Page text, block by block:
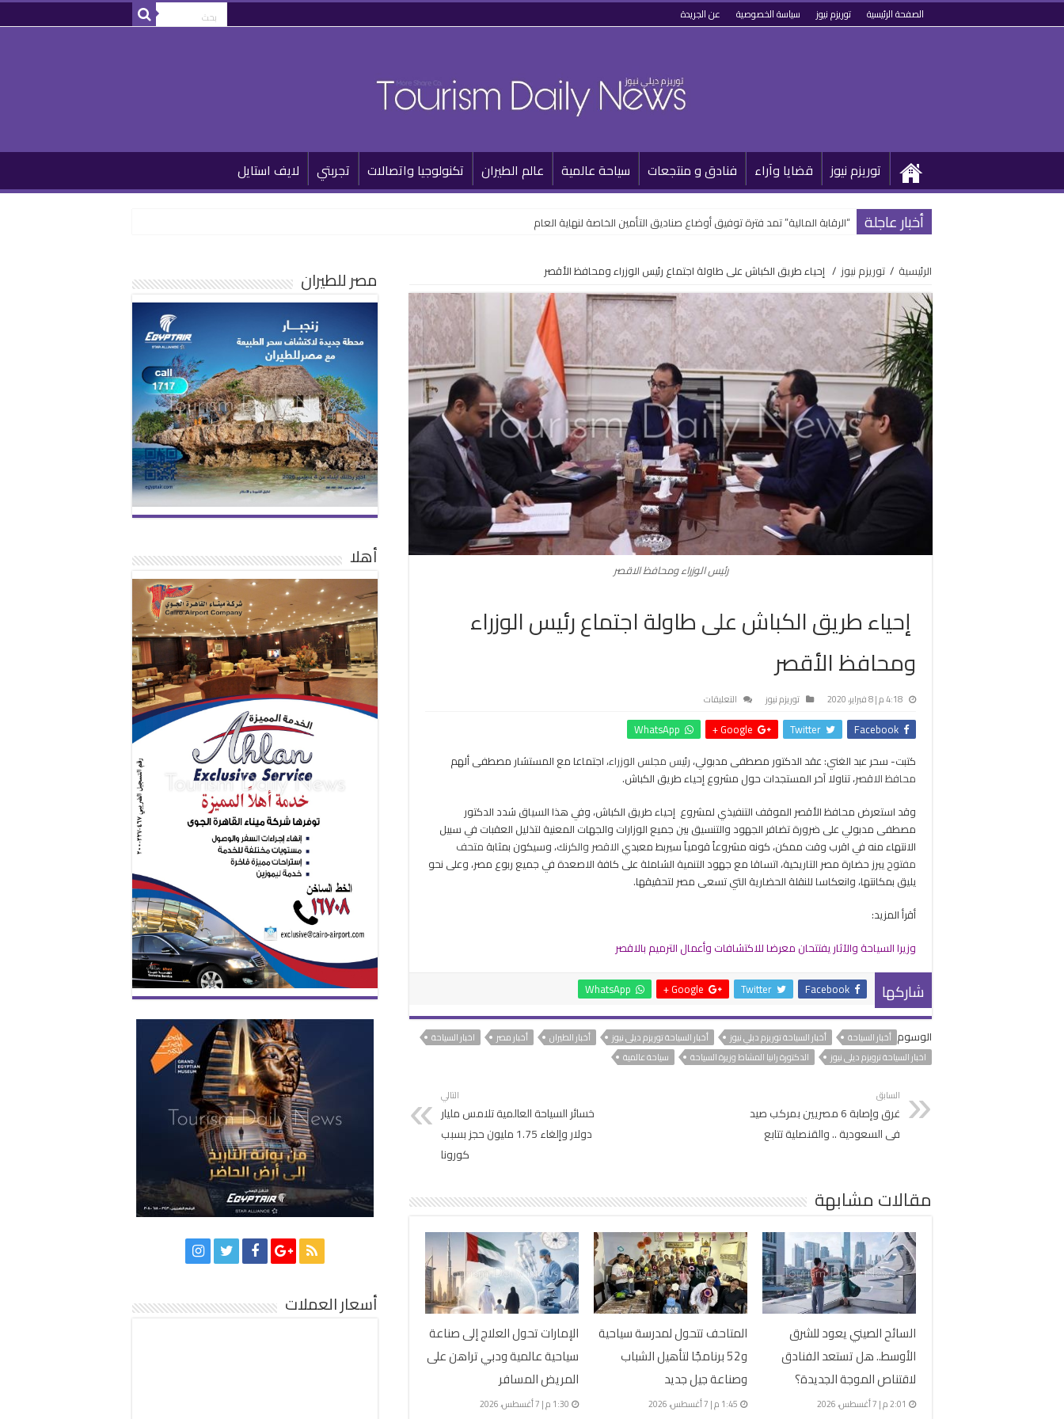
الصفحة الرئيسية توريزم نيوز سياسة الخصوصية عن الجريدة
توريزم نيوز قضايا وآراء فنادق و منتجعات سياحة عالمية عالم الطيران تكنولوجيا واتصالات تجربتي لايف استايل
أخبار عاجلة “الرقابة المالية” تمد فترة توفيق أوضاع صناديق التأمين الخاصة لنهاية العام
الرئيسية / توريزم نيوز / إحياء طريق الكباش على طاولة اجتماع رئيس الوزراء ومحافظ الأقصر
رئيس الوزراء ومحافظ الاقصر
إحياء طريق الكباش على طاولة اجتماع رئيس الوزراء
ومحافظ الأقصر
4:18 م | 8 فبراير، 2020 توريزم نيوز التعليقات
طريق
على
طاولة
رئيس
الوزراء
ومحافظ
الأقصر
مغلقة
Facebook
Twitter
Google +
WhatsApp
كتبت- سحر عبد الغني: عقد الدكتور مصطفى مدبولي،رئيس مجلس الوزراء، اجتماعا مع المستشار مصطفى ألهم
محافظ الاقصر، تناولا آخر المستجدات حول مشروع إحياء طريق الكباش.
وقد استعرض محافظ الأقصر الموقف التنفيذي لمشروع إحياء طريق الكباش، وفي هذا السياق شدد الدكتور
مصطفى مدبولي على ضرورة تضافر الجهود والتنسيق بين جميع الوزارات والجهات المعنية لتذليل العقبات في سبيل
الانتهاء منه في اقرب وقت ممكن، كونه مشروعاً قومياً سيربط معبدي الاقصر والكرنك، وسيكون بمثابة متحف
مفتوح يبرز حضارة مصر التاريخية، اتساقا مع جهود التنمية الشاملة على كافة الاصعدة في جميع ربوع مصر، وعلى نحو
يليق بمكانتها، وانعكاسا للنقلة الحضارية التي تسعى مصر لتحقيقها.
أقرأ المزيد:
وزيرا السياحة والآثار يفتتحان معرضا للاكتشافات وأعمال الترميم بالاقصر
شاركها Facebook
Twitter
Google +
WhatsApp
الوسوم أخبار السياحة أخبار السياحة توريزم دبلي نيوز أخبار السياحة توريزم ديلى نيوز أخبار الطيران أخبار مصر
اخبار السياحة
اخبار السياحة ترويزم ديلى نيوز
الدكتورة رانيا المشاط وزيرة السياحة سياحة عالمية
السابق
غرق وإصابة 6 مصريين بمركب صيد
فى السعودية .. والقنصلية تتابع
التالي
خسائر السياحة العالمية تلامس مليار
دولار وإلغاء 1.75 مليون حجز بسبب
كورونا
مقالات مشابهة
السائح الصيني يعود للشرق
الأوسط.. هل تستعد الفنادق
لاقتناص الموجة الجديدة؟
2:01 م | 7 أغسطس، 2026
المتاحف تتحول لمدرسة سياحية
و52 برنامجًا لتأهيل الشباب
وصناعة جيل جديد
1:45 م | 7 أغسطس، 2026
الإمارات تحول العلاج إلى صناعة
سياحية عالمية ودبي تراهن على
المريض المسافر
1:30 م | 7 أغسطس، 2026
مصر للطيران
أهلا
أسعار العملات